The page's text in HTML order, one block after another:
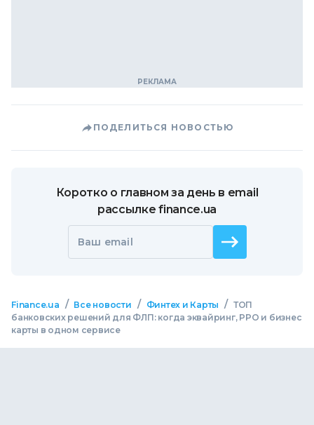
ПОДЕЛИТЬСЯ НОВОСТЬЮ
Коротко о главном за день в email
рассылке finance.ua
Ваш email
Finance.ua / Все новости / Финтех и Карты / ТОП
банковских решений для ФЛП: когда эквайринг, РРО и бизнес
карты в одном сервисе